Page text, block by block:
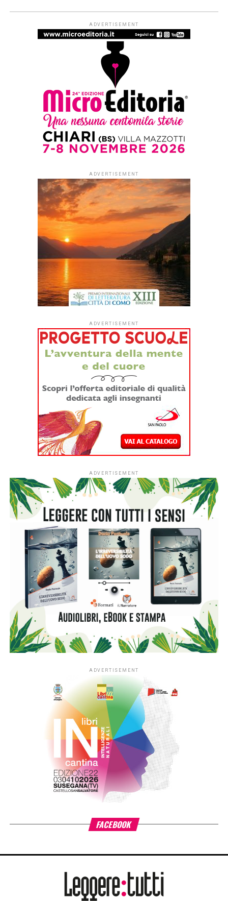
NARRATIVA
L’osso del cuore
on
8 Giugno 2022
Redazione Leggere:tutti
di Gordiano Lupi
facile. Valentina
Santini ha uno stile
chirurgico ed
essenziale, fatto di
periodi
frammentari e di
brevi dialoghi,
efficace per il tipo
di storia cruda e
senza speranza
che vuol
lettore comprende
il senso del titolo a
pagina 76 o giù di
Mi sei entrata nell’osso del cuore(per dire che si è
Ma il cuore non ha l’osso. Il mio sì.
rapido e ficcante fa capire che ci troviamo all’interno di una
storia d’amore. Ma non è la solita storia d’amore. No
davvero, è una storia d’amore e morte, corretta al
fantastico, tipoI viaggiatori della sera
di Umberto
Simonetta, che Ugo Tognazzi portò al cinema in uno
stupendo film interpretato insieme a Ornella Vanoni, che
ispirata all’Argentina della dittatura militare, perché in
questa Italia di fantasia ha trionfato una parte politica
nazistoide che mette in campo di concentramento i non
conformi, gli individui pericolosi e i dissidenti. Il romanzo
non è per stomaci deboli, perché buona parte del racconto
descrive torture, moncherini vari, animali spellati, corpi
attaccati ai ganci e via di questo passo. Se fosse un film
sarebbe a montaggio alternato, perché di consequenziale
la narrazione ha ben poco, non segue un ordine logico ma
avanza per rimandi,
flashbacke ricordi. In ogni caso la
storia si svolge tra Pontassieve, Firenze, Santa Fiora e
Peretola, mentre molte sequenze sono ambientate in una
Casa della Libertà di pura fantasia, un lager vero e proprio
dove ne accadono di tutti i colori e dal quale a un certo
punto i protagonisti fuggono. Nella seconda parte ci
provetta che confeziona copie perfette di Modigliani e altri
autori importanti, oltre a palesare un originale talento.
Esordio narrativo di Valentina Santini del tutto diverso da
altri debutti, quando troviamo un autore che vuol raccontare
una storia personale, urgente, che da tempo tiene dentro e
che deve proprio uscire.
L’osso del cuoreè tutt’altra cosa,
è un romanzo costruito secondo le regole della miglior
scuola di scrittura creativa, scritto con grande tecnica
narrativa, senza errori di sorta, del tutto privo di ingenuità.
Un esordio insolito, che nasconde una scrittrice
interessante, capace di maneggiare horror e noir, persino il
ribrezzo. Certo, è un tipo di storia che ha bisogno di un suo
pubblico, desideroso di trovare emozioni nere e crudeli
questo è fuori discussione, proprio per questo mi
prima persona e che segua meno le regole del mercato.
L’osso del cuore resta comunque un buon noir distopico,